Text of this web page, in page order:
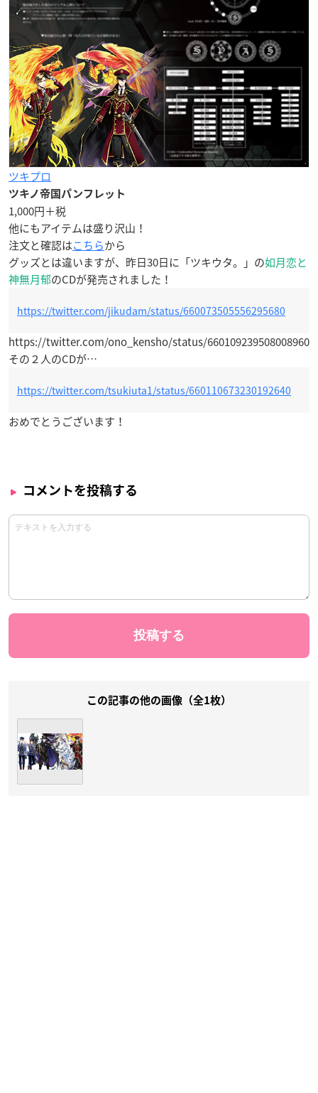
ツキプロ
ツキノ帝国パンフレット
1,000円＋税
他にもアイテムは盛り沢山！
注文と確認はこちらから
グッズとは違いますが、昨日30日に「ツキウタ。」の如月恋と
神無月郁のCDが発売されました！
https://twitter.com/jikudam/status/660073505556295680
https://twitter.com/ono_kensho/status/660109239508008960
その２人のCDが…
https://twitter.com/tsukiuta1/status/660110673230192640
おめでとうございます！
コメントを投稿する
この記事の他の画像（全1枚）